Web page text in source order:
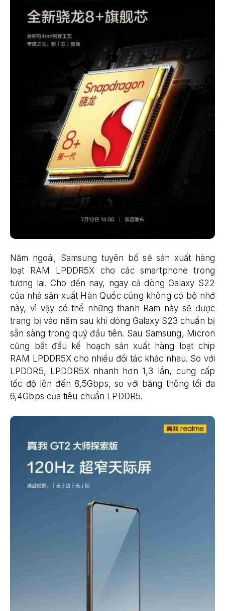
Năm ngoái, Samsung tuyên bố sẽ sản xuất hàng
loạt RAM LPDDR5X cho các smartphone trong
tương lai. Cho đến nay, ngay cả dòng Galaxy S22
của nhà sản xuất Hàn Quốc cũng không có bộ nhớ
này, vì vậy có thể những thanh Ram này sẽ được
trang bị vào năm sau khi dòng Galaxy S23 chuẩn bị
sẵn sàng trong quý đầu tiên. Sau Samsung, Micron
cũng bắt đầu kế hoạch sản xuất hàng loạt chip
RAM LPDDR5X cho nhiều đối tác khác nhau. So với
LPDDR5, LPDDR5X nhanh hơn 1,3 lần, cung cấp
tốc độ lên đến 8,5Gbps, so với băng thông tối đa
6,4Gbps của tiêu chuẩn LPDDR5.